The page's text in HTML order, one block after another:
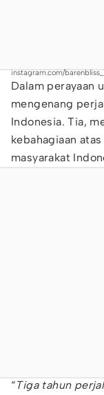
instagram.com/
Dalam perayaan
mengenang
Indonesia. Tia,
kebahagiaan
masyarakat
“Tiga tahun